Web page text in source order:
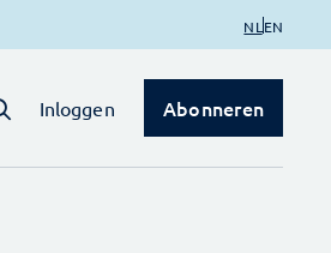
NL EN
Inloggen Abonneren